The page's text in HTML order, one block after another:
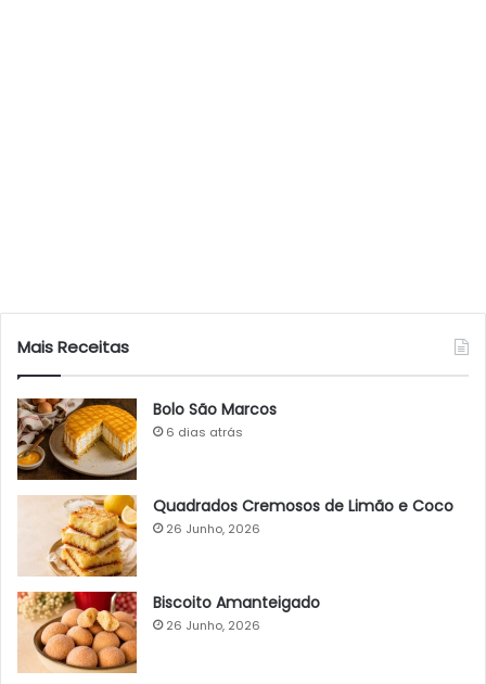
Mais Receitas
Bolo São Marcos
6 dias atrás
Quadrados Cremosos de Limão e Coco
26 Junho, 2026
Biscoito Amanteigado
26 Junho, 2026